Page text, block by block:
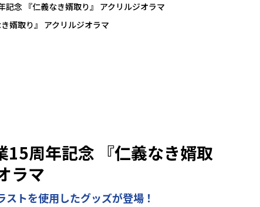
記念 『仁義なき婿取り』 アクリルジオラマ
婿取り』 アクリルジオラマ
15周年記念 『仁義なき婿取
ラマ
トを使用したグッズが登場！